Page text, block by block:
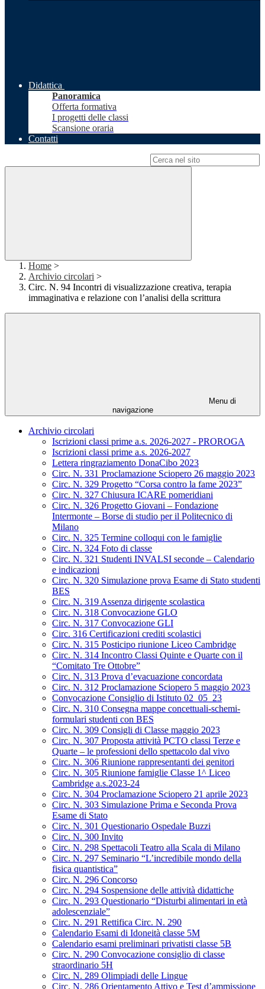
Didattica
Panoramica
Offerta formativa
I progetti delle classi
Scansione oraria
Contatti
Home >
Archivio circolari >
Circ. N. 94 Incontri di visualizzazione creativa, terapia
immaginativa e relazione con l’analisi della scrittura
Menu di
navigazione
Archivio circolari
Iscrizioni classi prime a.s. 2026-2027 - PROROGA
Iscrizioni classi prime a.s. 2026-2027
Lettera ringraziamento DonaCibo 2023
Circ. N. 331 Proclamazione Sciopero 26 maggio 2023
Circ. N. 329 Progetto “Corsa contro la fame 2023”
Circ. N. 327 Chiusura ICARE pomeridiani
Circ. N. 326 Progetto Giovani – Fondazione
Intermonte – Borse di studio per il Politecnico di
Milano
Circ. N. 325 Termine colloqui con le famiglie
Circ. N. 324 Foto di classe
Circ. N. 321 Studenti INVALSI seconde – Calendario
e indicazioni
Circ. N. 320 Simulazione prova Esame di Stato studenti
BES
Circ. N. 319 Assenza dirigente scolastica
Circ. N. 318 Convocazione GLO
Circ. N. 317 Convocazione GLI
Circ. 316 Certificazioni crediti scolastici
Circ. N. 315 Posticipo riunione Liceo Cambridge
Circ. N. 314 Incontro Classi Quinte e Quarte con il
“Comitato Tre Ottobre”
Circ. N. 313 Prova d’evacuazione concordata
Circ. N. 312 Proclamazione Sciopero 5 maggio 2023
Convocazione Consiglio di Istituto 02_05_23
Circ. N. 310 Consegna mappe concettuali-schemi-
formulari studenti con BES
Circ. N. 309 Consigli di Classe maggio 2023
Circ. N. 307 Proposta attività PCTO classi Terze e
Quarte – le professioni dello spettacolo dal vivo
Circ. N. 306 Riunione rappresentanti dei genitori
Circ. N. 305 Riunione famiglie Classe 1^ Liceo
Cambridge a.s.2023-24
Circ. N. 304 Proclamazione Sciopero 21 aprile 2023
Circ. N. 303 Simulazione Prima e Seconda Prova
Esame di Stato
Circ. N. 301 Questionario Ospedale Buzzi
Circ. N. 300 Invito
Circ. N. 298 Spettacoli Teatro alla Scala di Milano
Circ. N. 297 Seminario “L’incredibile mondo della
fisica quantistica”
Circ. N. 296 Concorso
Circ. N. 294 Sospensione delle attività didattiche
Circ. N. 293 Questionario “Disturbi alimentari in età
adolescenziale”
Circ. N. 291 Rettifica Circ. N. 290
Calendario Esami di Idoneità classe 5M
Calendario esami preliminari privatisti classe 5B
Circ. N. 290 Convocazione consiglio di classe
straordinario 5H
Circ. N. 289 Olimpiadi delle Lingue
Circ. N. 286 Orientamento Attivo e Test d’ammissione